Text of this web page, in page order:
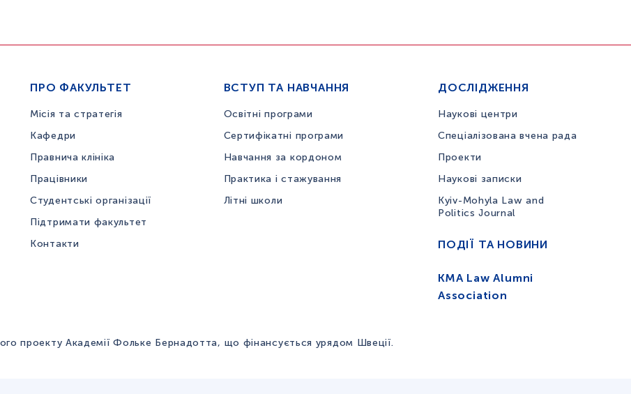
ПРО ФАКУЛЬТЕТ
Місія та стратегія
Кафедри
Правнича клініка
Працівники
Студентські організації
Підтримати факультет
Контакти
ВСТУП ТА НАВЧАННЯ
Освітні програми
Сертифікатні програми
Навчання за кордоном
Практика і стажування
Літні школи
ДОСЛІДЖЕННЯ
Наукові центри
Спеціалізована вчена рада
Проекти
Наукові записки
Kyiv-Mohyla Law and
Politics Journal
ПОДІЇ ТА НОВИНИ
KMA Law Alumni
Association
проекту Академії Фольке Бернадотта, що фінансується урядом Швеції.